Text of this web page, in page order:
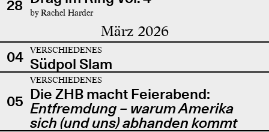
28
by Rachel Harder
März 2026
04 VERSCHIEDENES
Südpol Slam
05
VERSCHIEDENES
Die ZHB macht Feierabend:
Entfremdung – warum Amerika
sich (und uns) abhanden kommt